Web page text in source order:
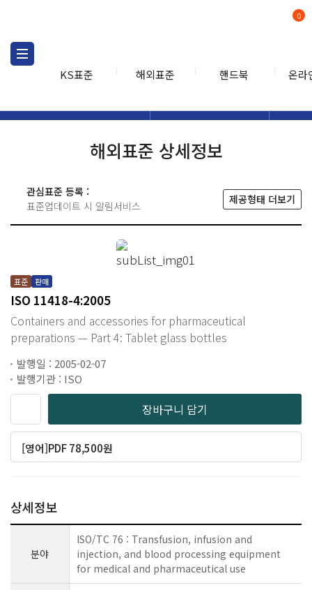
KS표준 해외표준 핸드북 온라
0
해외표준 상세정보
관심표준 등록 :
표준업데이트 시 알림서비스
제공형태 더보기
표준 판매
ISO 11418-4:2005
Containers and accessories for pharmaceutical
preparations — Part 4: Tablet glass bottles
발행일 : 2005-02-07
발행기관 : ISO
장바구니 담기
[영어]PDF 78,500원
상세정보
분야
ISO/TC 76 : Transfusion, infusion and
injection, and blood processing equipment
for medical and pharmaceutical use